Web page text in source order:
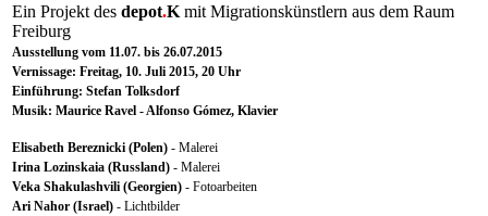
Ein Projekt des depot.K mit Migrationskünstlern aus dem Raum
Freiburg
Ausstellung vom 11.07. bis 26.07.2015
Vernissage: Freitag, 10. Juli 2015, 20 Uhr
Einführung: Stefan Tolksdorf
Musik: Maurice Ravel - Alfonso Gómez, Klavier
Elisabeth Bereznicki (Polen) - Malerei
Irina Lozinskaia (Russland) - Malerei
Veka Shakulashvili (Georgien) - Fotoarbeiten
Ari Nahor (Israel) - Lichtbilder